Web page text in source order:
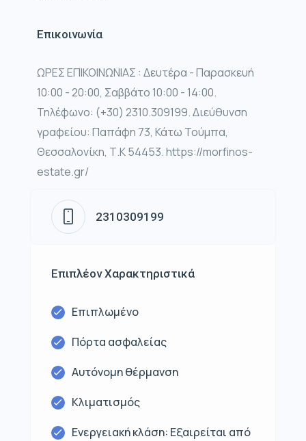
Επικοινωνία
ΩΡΕΣ ΕΠΙΚΟΙΝΩΝΙΑΣ : Δευτέρα - Παρασκευή
10:00 - 20:00, Σαββάτο 10:00 - 14:00.
Τηλέφωνο: (+30) 2310.309199. Διεύθυνση
γραφείου: Παπάφη 73, Κάτω Τούμπα,
Θεσσαλονίκη, Τ.Κ 54453. https://morfinos-
estate.gr/
2310309199
Επιπλέον Χαρακτηριστικά
Επιπλωμένο
Πόρτα ασφαλείας
Αυτόνομη θέρμανση
Κλιματισμός
Ενεργειακή κλάση: Εξαιρείται από